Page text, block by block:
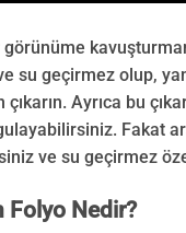
görünüme
su geçirmez olup,
çıkarın. Ayrıca bu
Fakat
ve su geçirmez
Folyo Nedir?